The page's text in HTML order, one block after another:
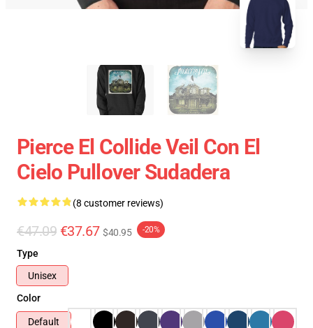
Pierce El Collide Veil Con El
Cielo Pullover Sudadera
(8 customer reviews)
€47.09 €37.67 $40.95 -20%
Type
Unisex
Color
Default